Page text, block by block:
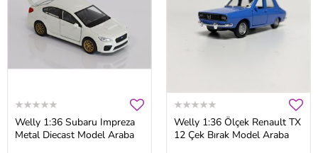
Welly 1:36 Subaru Impreza
Metal Diecast Model Araba
Welly 1:36 Ölçek Renault TX
12 Çek Bırak Model Araba